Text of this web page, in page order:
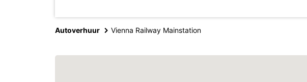
Autoverhuur Vienna Railway Mainstation